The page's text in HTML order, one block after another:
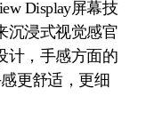
Display屏幕技
沉浸式视觉感官
计，手感方面的
更舒适，更细